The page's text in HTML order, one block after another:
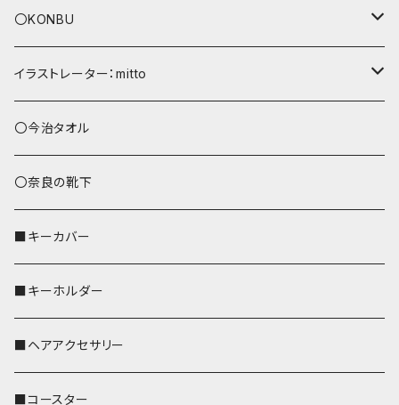
〇KONBU
ショルダーバッグ
あずまバッグ
トートバッグ（L）
バッグインバッグ
イラストレーター：mitto
シマエナガ
ハシビロコウ
オカメインコ
歌うオカメちゃん
おかめ３兄弟
セキセイインコ
文鳥
鹿
〇今治タオル
〇奈良の靴下
■キーカバー
■キーホルダー
■ヘアアクセサリー
■コースター